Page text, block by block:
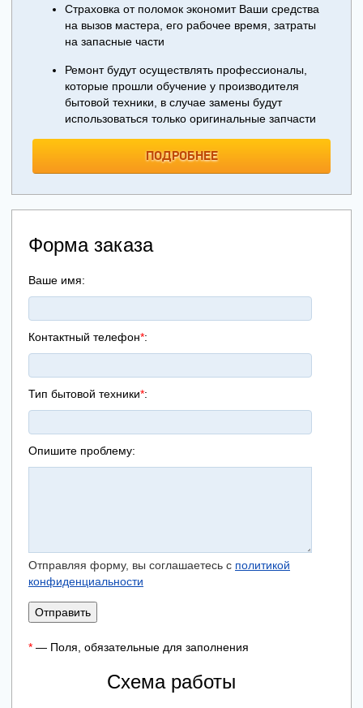
Страховка от поломок экономит Ваши средства
на вызов мастера, его рабочее время, затраты
на запасные части
Ремонт будут осуществлять профессионалы,
которые прошли обучение у производителя
бытовой техники, в случае замены будут
использоваться только оригинальные запчасти
ПОДРОБНЕЕ
Форма заказа
Ваше имя:
Контактный телефон*:
Тип бытовой техники*:
Опишите проблему:
Отправляя форму, вы соглашаетесь с политикой
конфиденциальности
Отправить
* — Поля, обязательные для заполнения
Схема работы